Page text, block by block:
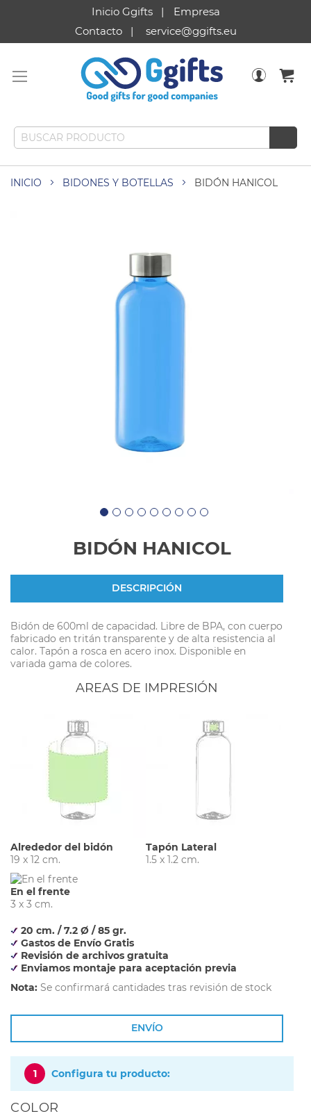
Inicio Ggifts
Empresa
Contacto
service@ggifts.eu
INICIO BIDONES Y BOTELLAS BIDÓN HANICOL
BIDÓN HANICOL
DESCRIPCIÓN
Bidón de 600ml de capacidad. Libre de BPA, con cuerpo
fabricado en tritán transparente y de alta resistencia al
calor. Tapón a rosca en acero inox. Disponible en
variada gama de colores.
AREAS DE IMPRESIÓN
Alrededor del bidón
19 x 12 cm.
Tapón Lateral
1.5 x 1.2 cm.
En el frente
3 x 3 cm.
20 cm. / 7.2 Ø / 85 gr.
Gastos de Envío Gratis
Revisión de archivos gratuita
Enviamos montaje para aceptación previa
Nota: Se confirmará cantidades tras revisión de stock
ENVÍO
1 Configura tu producto:
COLOR